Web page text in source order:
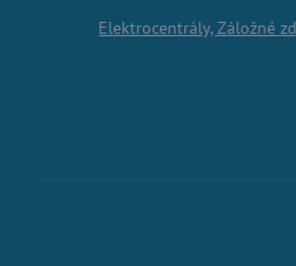
Elektrocentrály, Záložné